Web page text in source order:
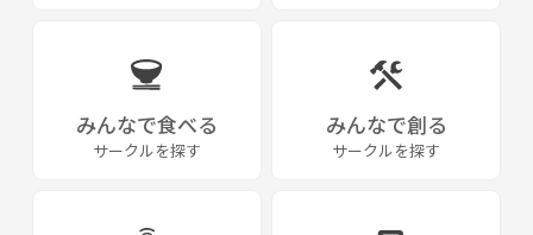
みんなで食べる
サークルを探す
みんなで創る
サークルを探す